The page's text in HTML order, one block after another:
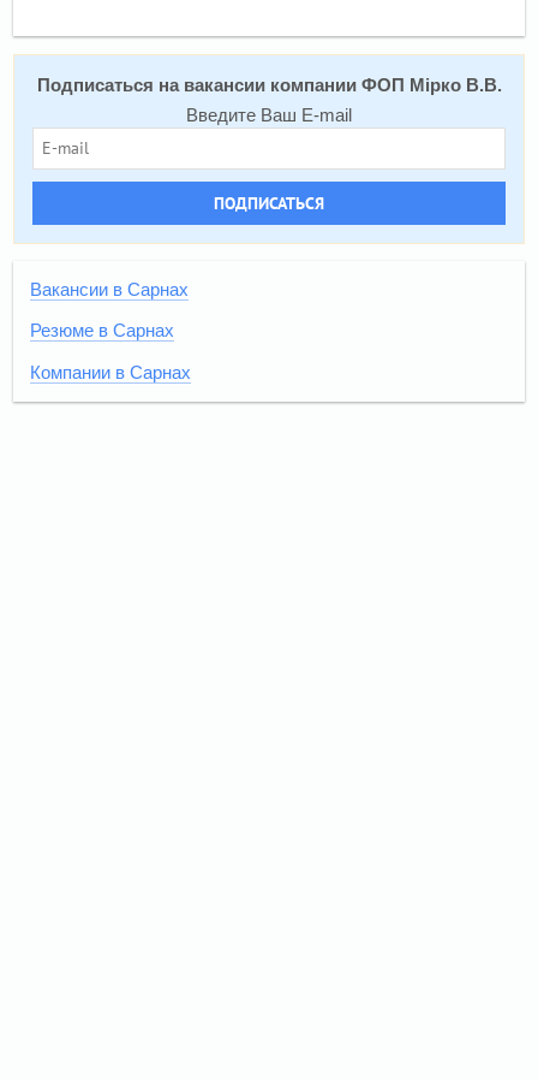
Подписаться на вакансии компании ФОП Мірко В.В.
Введите Ваш E-mail
ПОДПИСАТЬСЯ
Вакансии в Сарнах
Резюме в Сарнах
Компании в Сарнах